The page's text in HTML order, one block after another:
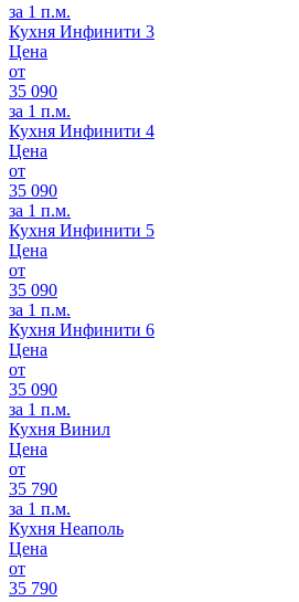
за 1 п.м.
Кухня Инфинити 3
Цена
от
35 090
за 1 п.м.
Кухня Инфинити 4
Цена
от
35 090
за 1 п.м.
Кухня Инфинити 5
Цена
от
35 090
за 1 п.м.
Кухня Инфинити 6
Цена
от
35 090
за 1 п.м.
Кухня Винил
Цена
от
35 790
за 1 п.м.
Кухня Неаполь
Цена
от
35 790